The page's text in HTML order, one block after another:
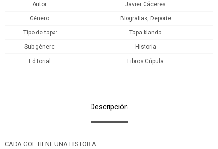
Autor Javier Cáceres
Género Biografias, Deporte
Tipo de tapa Tapa blanda
Sub género Historia
Editorial Libros Cúpula
Descripción
CADA GOL TIENE UNA HISTORIA